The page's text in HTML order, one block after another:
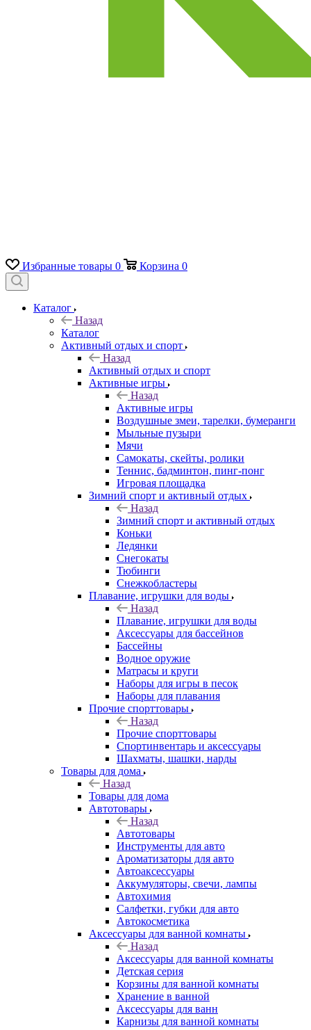
Избранные товары 0 Корзина 0
Каталог
Назад
Каталог
Активный отдых и спорт
Назад
Активный отдых и спорт
Активные игры
Назад
Активные игры
Воздушные змеи, тарелки, бумеранги
Мыльные пузыри
Мячи
Самокаты, скейты, ролики
Теннис, бадминтон, пинг-понг
Игровая площадка
Зимний спорт и активный отдых
Назад
Зимний спорт и активный отдых
Коньки
Ледянки
Снегокаты
Тюбинги
Снежкобластеры
Плавание, игрушки для воды
Назад
Плавание, игрушки для воды
Аксессуары для бассейнов
Бассейны
Водное оружие
Матрасы и круги
Наборы для игры в песок
Наборы для плавания
Прочие спорттовары
Назад
Прочие спорттовары
Спортинвентарь и аксессуары
Шахматы, шашки, нарды
Товары для дома
Назад
Товары для дома
Автотовары
Назад
Автотовары
Инструменты для авто
Ароматизаторы для авто
Автоаксессуары
Аккумуляторы, свечи, лампы
Автохимия
Салфетки, губки для авто
Автокосметика
Аксессуары для ванной комнаты
Назад
Аксессуары для ванной комнаты
Детская серия
Корзины для ванной комнаты
Хранение в ванной
Аксессуары для ванн
Карнизы для ванной комнаты